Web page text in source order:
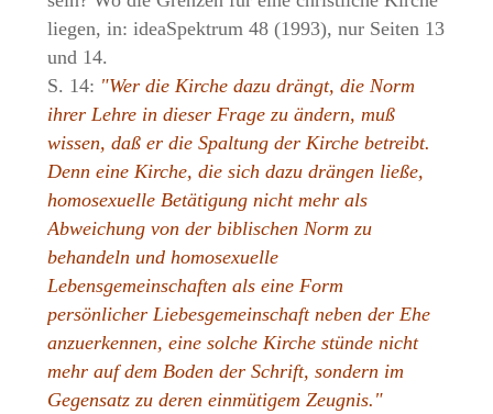
liegen, in: ideaSpektrum 48 (1993), nur Seiten 13
und 14.
S. 14: "Wer die Kirche dazu drängt, die Norm
ihrer Lehre in dieser Frage zu ändern, muß
wissen, daß er die Spaltung der Kirche betreibt.
Denn eine Kirche, die sich dazu drängen ließe,
homosexuelle Betätigung nicht mehr als
Abweichung von der biblischen Norm zu
behandeln und homosexuelle
Lebensgemeinschaften als eine Form
persönlicher Liebesgemeinschaft neben der Ehe
anzuerkennen, eine solche Kirche stünde nicht
mehr auf dem Boden der Schrift, sondern im
Gegensatz zu deren einmütigem Zeugnis."